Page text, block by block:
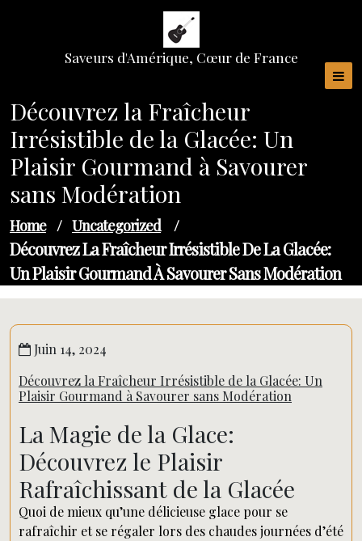
Saveurs d'Amérique, Cœur de France
Découvrez la Fraîcheur
Irrésistible de la Glacée: Un
Plaisir Gourmand à Savourer
sans Modération
Home / Uncategorized /
Découvrez La Fraîcheur Irrésistible De La Glacée:
Un Plaisir Gourmand À Savourer Sans Modération
Juin 14, 2024
Découvrez la Fraîcheur Irrésistible de la Glacée: Un
Plaisir Gourmand à Savourer sans Modération
La Magie de la Glace:
Découvrez le Plaisir
Rafraîchissant de la Glacée
Quoi de mieux qu’une délicieuse glace pour se
rafraîchir et se régaler lors des chaudes journées d’été